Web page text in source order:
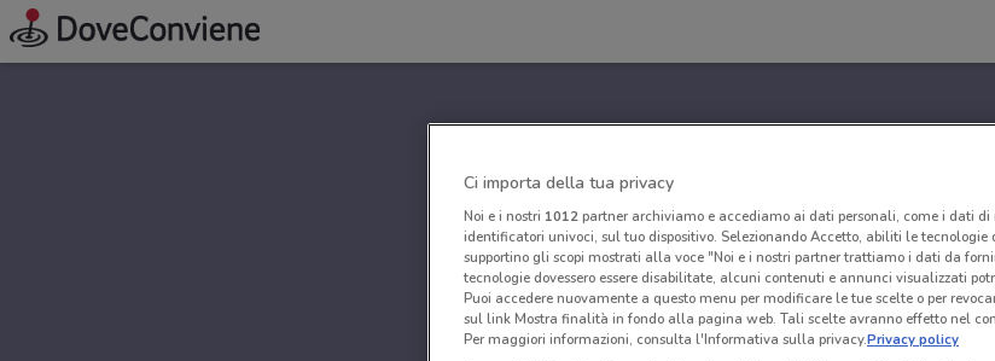
Ci importa della tua privacy
Noi e i nostri 1012partner archiviamo e accediamo ai dati personali, come i dati
identificatori univoci, sul tuo dispositivo. Selezionando Accetto, abiliti le
supportino gli scopi mostrati alla voce "Noi e i nostri partner trattiamo i dati da
tecnologie dovessero essere disabilitate, alcuni contenuti e annunci visualizzati
Puoi accedere nuovamente a questo menu per modificare le tue scelte o per
sul link Mostra finalità in fondo alla pagina web. Tali scelte avranno effetto nel
Per maggiori informazioni, consulta l'Informativa sulla privacy.Privacy policy